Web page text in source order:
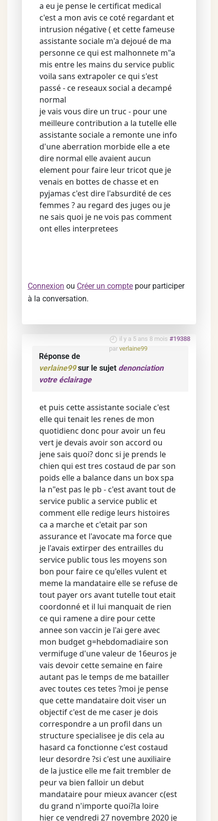
a eu je pense le certificat medical
c'est a mon avis ce coté regardant et
intrusion négative ( et cette fameuse
assistante sociale m'a dejoué de ma
personne ce qui est malhonnete m"a
mis entre les mains du service public
voila sans extrapoler ce qui s'est
passé - ce reseaux social a decampé
normal
je vais vous dire un truc - pour une
meilleure contribution a la tutelle elle
assistante sociale a remonte une info
d'une aberration morbide elle a ete
dire normal elle avaient aucun
element pour faire leur tricot que je
venais en bottes de chasse et en
pyjamas c'est dire l'absurdité de ces
femmes ? au regard des juges ou je
ne sais quoi je ne vois pas comment
ont elles interpretees
Connexion ou Créer un compte pour participer
à la conversation.
il y a 5 ans 8 mois #19388
par verlaine99
Réponse de
verlaine99sur le sujet denonciation
votre éclairage
et puis cette assistante sociale c'est
elle qui tenait les renes de mon
quotidienc donc pour avoir un feu
vert je devais avoir son accord ou
jene sais quoi? donc si je prends le
chien qui est tres costaud de par son
poids elle a balance dans un box spa
la n"est pas le pb - c'est avant tout de
service public a service public et
comment elle redige leurs histoires
ca a marche et c'etait par son
assurance et l'avocate ma force que
je l'avais extirper des entrailles du
service public tous les moyens son
bon pour faire ce qu'elles vulent et
meme la mandataire elle se refuse de
tout payer ors avant tutelle tout etait
coordonné et il lui manquait de rien
ce qui ramene a dire pour cette
annee son vaccin je l'ai gere avec
mon budget g=hebdomadiaire son
vermifuge d'une valeur de 16euros je
vais devoir cette semaine en faire
autant pas le temps de me batailler
avec toutes ces tetes ?moi je pense
que cette mandataire doit viser un
objectif c'est de me caser je dois
correspondre a un profil dans un
structure specialisee je dis cela au
hasard ca fonctionne c'est costaud
leur desordre ?si c'est une auxiliaire
de la justice elle me fait trembler de
peur va bien falloir un debut
mandataire pour mieux avancer c(est
du grand n'importe quoi?la loire
hier ce vendredi 27 novembre 2020 je